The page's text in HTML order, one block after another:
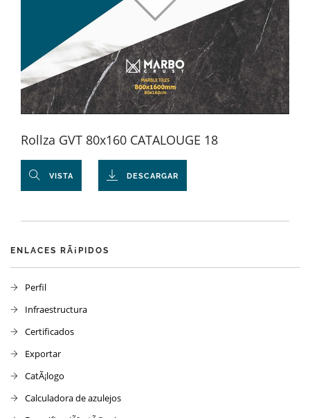
Rollza GVT 80x160 CATALOUGE 18
VISTA DESCARGAR
ENLACES RÃ¡PIDOS
Perfil
Infraestructura
Certificados
Exportar
CatÃ¡logo
Calculadora de azulejos